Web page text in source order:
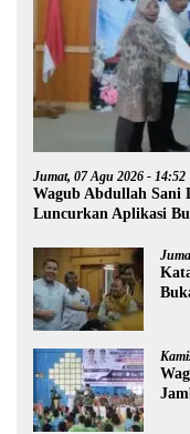
Jumat, 07 Agu 2026 -
Wagub Abdullah Sani
Luncurkan Aplikasi